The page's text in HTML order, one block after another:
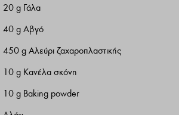
20 g Γάλα
40 g Αβγό
450 g Αλεύρι ζαχαροπλαστικής
10 g Κανέλα σκόνη
10 g Βaking powder